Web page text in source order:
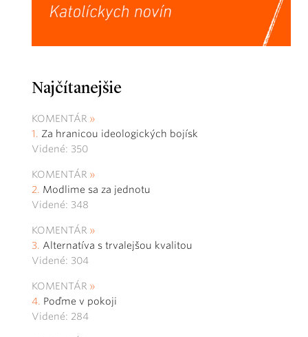
Najčítanejšie
KOMENTÁR
Za hranicou ideologických bojísk
Videné: 350
KOMENTÁR
Modlime sa za jednotu
Videné: 348
KOMENTÁR
Alternatíva s trvalejšou kvalitou
Videné: 304
KOMENTÁR
Poďme v pokoji
Videné: 284